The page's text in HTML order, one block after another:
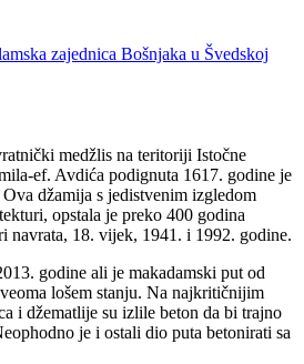
medžlis na teritoriji Istočne
ef. Avdića podignuta 1617. godine je
džamija s jedistvenim izgledom
opstala je preko 400 godina
navrata, 18. vijek, 1941. i 1992. godine.
godine ali je makadamski put od
lošem stanju. Na najkritičnijim
i džematlije su izlile beton da bi trajno
je i ostali dio puta betonirati sa